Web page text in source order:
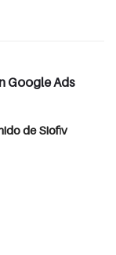
Google Ads
de Siofiv